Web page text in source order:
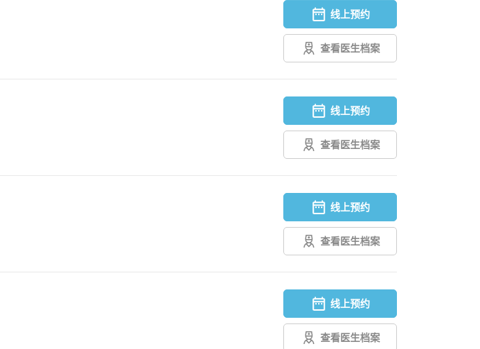
线上预约
查看医生档案
线上预约
查看医生档案
线上预约
查看医生档案
线上预约
查看医生档案